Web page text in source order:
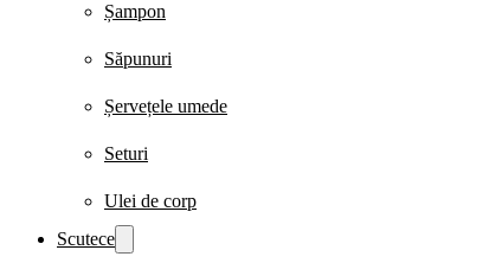
Șampon
Săpunuri
Șervețele umede
Seturi
Ulei de corp
Scutece